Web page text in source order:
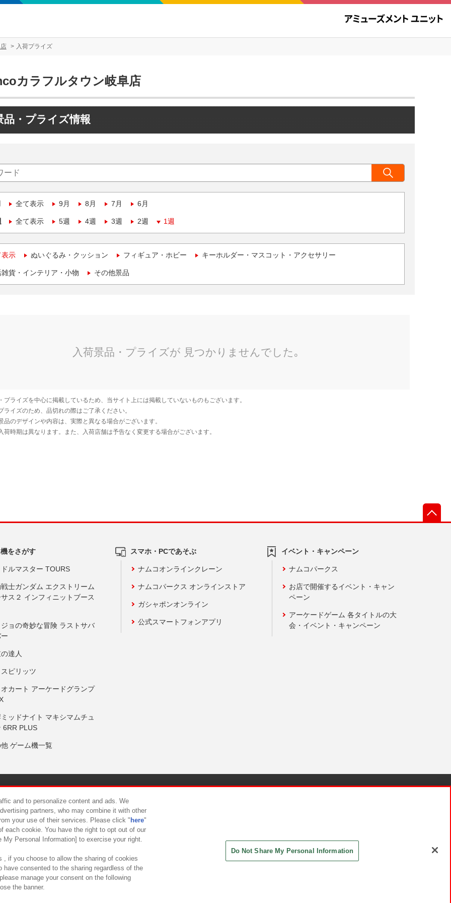
入荷プライズ
カラフルタウン岐阜店
品・プライズ情報
全て表示 9月 8月 7月 6月
全て表示 5週 4週 3週 2週 1週
表示 ぬいぐるみ・クッション フィギュア・ホビー キーホルダー・マスコット・アクセサリー
貨・インテリア・小物 その他景品
をさがす
ルマスター TOURS
士ガンダム エクストリーム
ス２ インフィニットブース
ョの奇妙な冒険 ラストサバ
達人
ピリッツ
カート アーケードグランプ
ッドナイト マキシマムチュ
6RR PLUS
ゲーム機一覧
スマホ・PCであそぶ
ナムコオンラインクレーン
ナムコパークス オンラインストア
ガシャポンオンライン
公式スマートフォンアプリ
イベント・キャンペーン
ナムコパークス
お店で開催するイベント・キャン
ペーン
アーケードゲーム 各タイトルの大
会・イベント・キャンペーン
について カスタマーハラスメント対応方針
and to personalize content and ads. We
partners, who may combine it with other
your use of their services. Please click " here"
each cookie. You have the right to opt out of our
Personal Information] to exercise your right.
, if you choose to allow the sharing of cookies
have consented to the sharing regardless of the
manage your consent on the following
the banner.
Do Not Share My Personal Information